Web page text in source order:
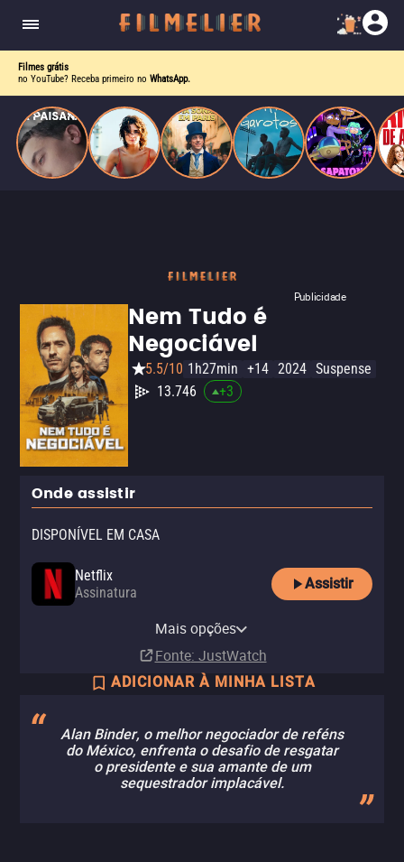
Filmes grátis
no YouTube? Receba primeiro no WhatsApp.
Publicidade
Nem Tudo é
Negociável
5.5/10 1h27min +14 2024 Suspense
13.746
+3
Onde assistir
DISPONÍVEL EM CASA
Netflix
Assinatura
Assistir
Mais opções
Fonte: JustWatch
ADICIONAR À MINHA LISTA
Alan Binder, o melhor negociador de reféns
do México, enfrenta o desafio de resgatar
o presidente e sua amante de um
sequestrador implacável.
quando se apaixona por um de seus alvos.